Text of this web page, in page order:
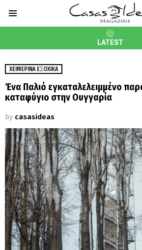
LATEST
ΧΕΙΜΕΡΙΝΆ ΕΞΟΧΙΚΆ
Ένα Παλιό εγκαταλελειμμένο
καταφύγιο στην Ουγγαρία
by casasideas